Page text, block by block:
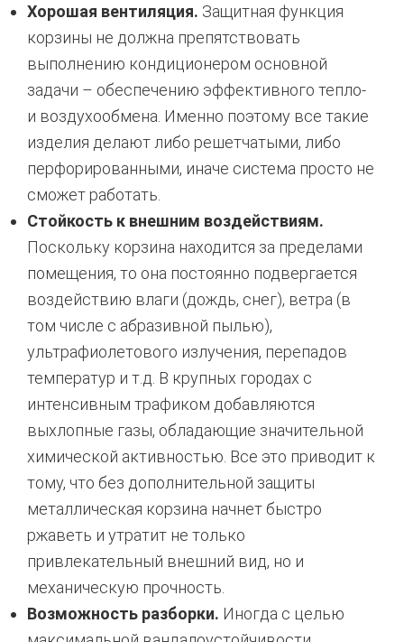
Хорошая вентиляция. Защитная функция
корзины не должна препятствовать
выполнению кондиционером основной
задачи – обеспечению эффективного тепло-
и воздухообмена. Именно поэтому все такие
изделия делают либо решетчатыми, либо
перфорированными, иначе система просто не
сможет работать.
Стойкость к внешним воздействиям.
Поскольку корзина находится за пределами
помещения, то она постоянно подвергается
воздействию влаги (дождь, снег), ветра (в
том числе с абразивной пылью),
ультрафиолетового излучения, перепадов
температур и т.д. В крупных городах с
интенсивным трафиком добавляются
выхлопные газы, обладающие значительной
химической активностью. Все это приводит к
тому, что без дополнительной защиты
металлическая корзина начнет быстро
ржаветь и утратит не только
привлекательный внешний вид, но и
механическую прочность.
Возможность разборки. Иногда с целью